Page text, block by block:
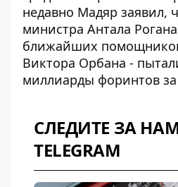
недавно Мадяр заявил,
министра Антала
ближайших
Виктора Орбана -
миллиарды форинтов за
СЛЕДИТЕ ЗА
TELEGRAM